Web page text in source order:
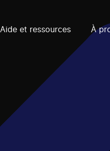
Aide et ressources À